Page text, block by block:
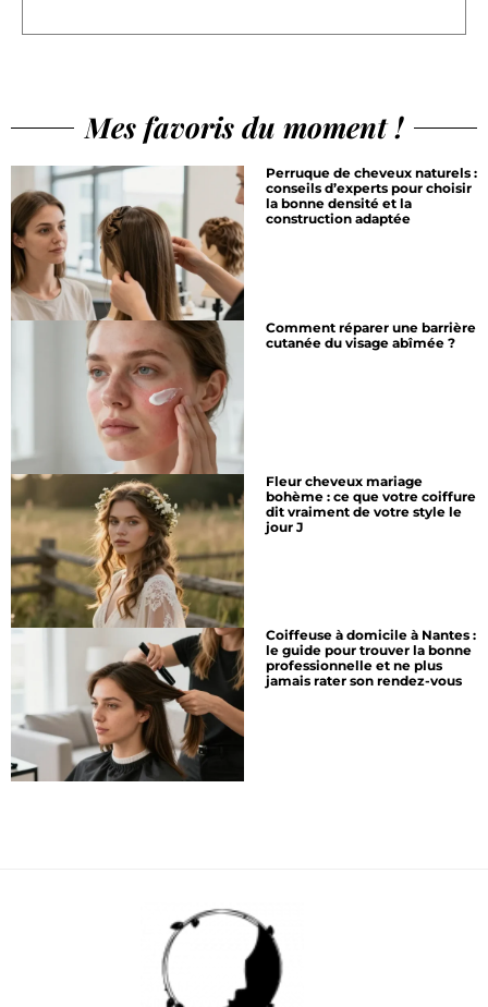
Mes favoris du moment !
Perruque de cheveux naturels :
conseils d’experts pour choisir
la bonne densité et la
construction adaptée
Comment réparer une barrière
cutanée du visage abîmée ?
Fleur cheveux mariage
bohème : ce que votre coiffure
dit vraiment de votre style le
jour J
Coiffeuse à domicile à Nantes :
le guide pour trouver la bonne
professionnelle et ne plus
jamais rater son rendez-vous